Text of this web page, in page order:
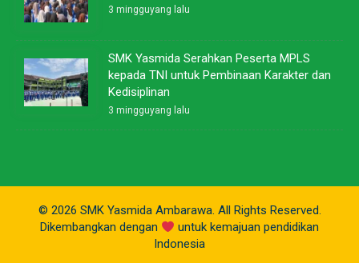
3 mingguyang lalu
SMK Yasmida Serahkan Peserta MPLS
kepada TNI untuk Pembinaan Karakter dan
Kedisiplinan
3 mingguyang lalu
© 2026 SMK Yasmida Ambarawa. All Rights Reserved.
Dikembangkan dengan
untuk kemajuan pendidikan
Indonesia